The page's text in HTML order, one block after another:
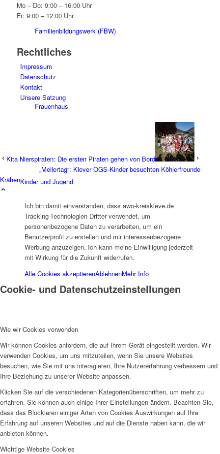
Familienbildungswerk (FBW)
Frauenhaus
Kinder und Jugend
Ambulante Hilfen zur Erziehung
SPFH
UFH
Mo – Do: 9:00 – 16:00 Uhr
Fr: 9:00 – 12:00 Uhr
Rechtliches
Impressum
Datenschutz
Kontakt
Unsere Satzung
Kita Nierspiraten: Die ersten Piraten gehen von Bord
„Meilertag“: Klever OGS-Kinder besuchten Köhlerfreunde
Krähen...
Ich bin damit einverstanden, dass awo-kreiskleve.de
Tracking-Technologien Dritter verwendet, um
personenbezogene Daten zu verarbeiten, um ein
Benutzerprofil zu erstellen und mir interessenbezogene
Werbung anzuzeigen. Ich kann meine Einwilligung jederzeit
mit Wirkung für die Zukunft widerrufen.
Alle Cookies akzeptierenAblehnenMehr Info
Cookie- und Datenschutzeinstellungen
Wie wir Cookies verwenden
Wir können Cookies anfordern, die auf Ihrem Gerät eingestellt werden. Wir
verwenden Cookies, um uns mitzuteilen, wenn Sie unsere Websites
besuchen, wie Sie mit uns interagieren, Ihre Nutzererfahrung verbessern und
Ihre Beziehung zu unserer Website anpassen.
Klicken Sie auf die verschiedenen Kategorienüberschriften, um mehr zu
erfahren. Sie können auch einige Ihrer Einstellungen ändern. Beachten Sie,
dass das Blockieren einiger Arten von Cookies Auswirkungen auf Ihre
Erfahrung auf unseren Websites und auf die Dienste haben kann, die wir
anbieten können.
Wichtige Website Cookies